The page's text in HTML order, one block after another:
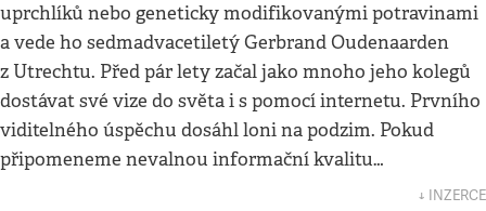
uprchlíků nebo geneticky modifikovanými potravinami
a vede ho sedmadvacetiletý Gerbrand Oudenaarden
z Utrechtu. Před pár lety začal jako mnoho jeho kolegů
dostávat své vize do světa i s pomocí internetu. Prvního
viditelného úspěchu dosáhl loni na podzim. Pokud
připomeneme nevalnou informační kvalitu…
↓ INZERCE